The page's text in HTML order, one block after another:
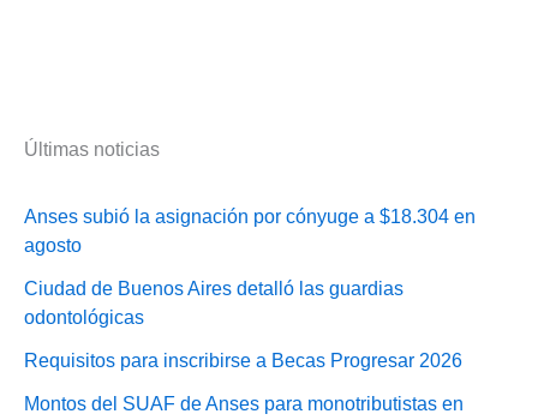
Últimas noticias
Anses subió la asignación por cónyuge a $18.304 en
agosto
Ciudad de Buenos Aires detalló las guardias
odontológicas
Requisitos para inscribirse a Becas Progresar 2026
Montos del SUAF de Anses para monotributistas en